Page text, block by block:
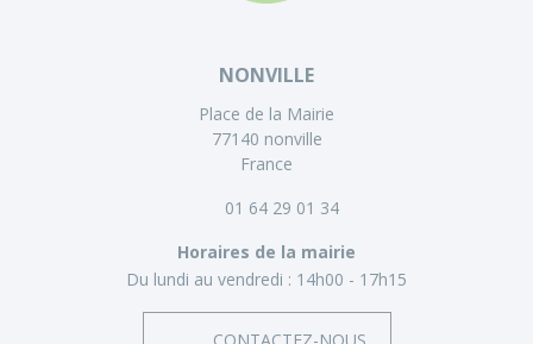
NONVILLE
Place de la Mairie
77140 nonville
France
01 64 29 01 34
Horaires de la mairie
Du lundi au vendredi : 14h00 - 17h15
CONTACTEZ-NOUS